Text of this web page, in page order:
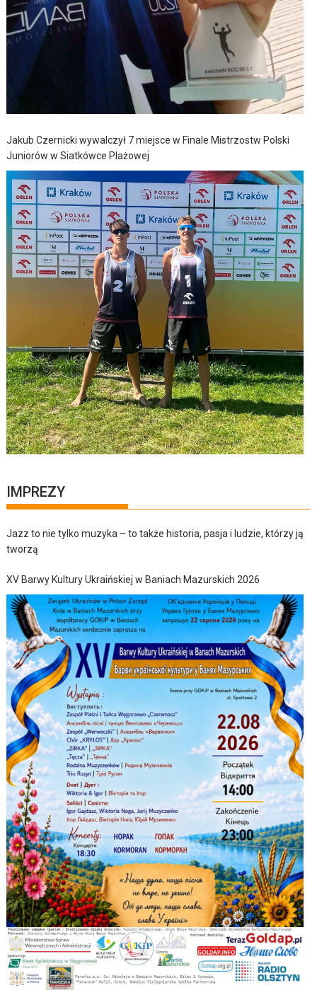
Jakub Czernicki wywalczył 7 miejsce w Finale Mistrzostw Polski
Juniorów w Siatkówce Plażowej
IMPREZY
Jazz to nie tylko muzyka – to także historia, pasja i ludzie, którzy ją
tworzą
XV Barwy Kultury Ukraińskiej w Baniach Mazurskich 2026